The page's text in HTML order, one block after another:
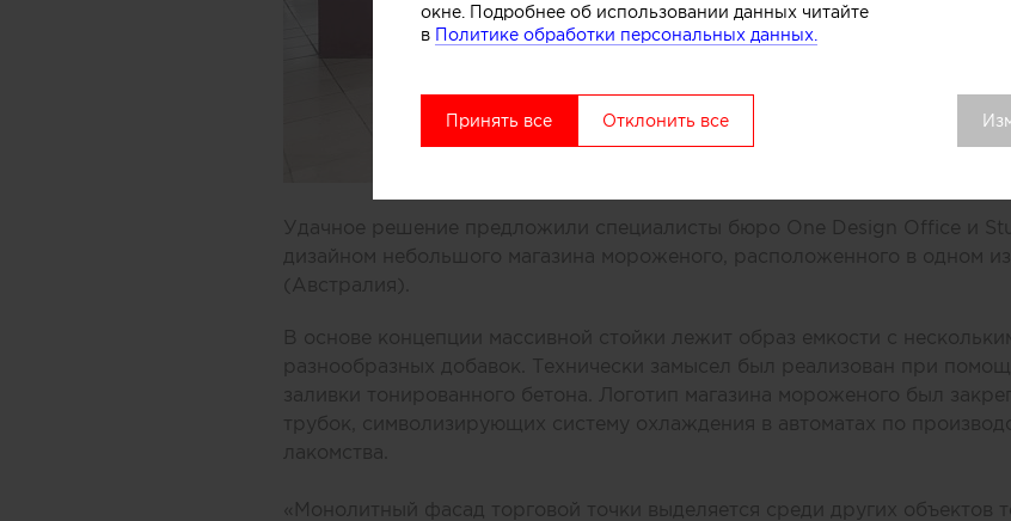
Удачное решение предложили специалисты бюро One Design Office и
дизайном небольшого магазина мороженого, расположенного в одном
(Австралия).
В основе концепции массивной стойки лежит образ емкости с
разнообразных добавок. Технически замысел был реализован при
заливки тонированного бетона. Логотип магазина мороженого был
трубок, символизирующих систему охлаждения в автоматах по
лакомства.
«Монолитный фасад торговой точки выделяется среди других объектов
окне. Подробнее об использовании данных читайте
в Политике обработки персональных данных.
Принять все Отклонить все